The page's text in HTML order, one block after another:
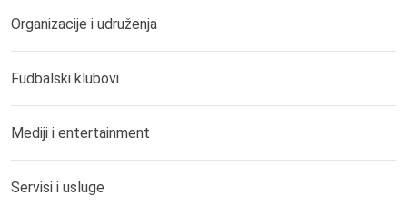
Organizacije i udruženja
Fudbalski klubovi
Mediji i entertainment
Servisi i usluge